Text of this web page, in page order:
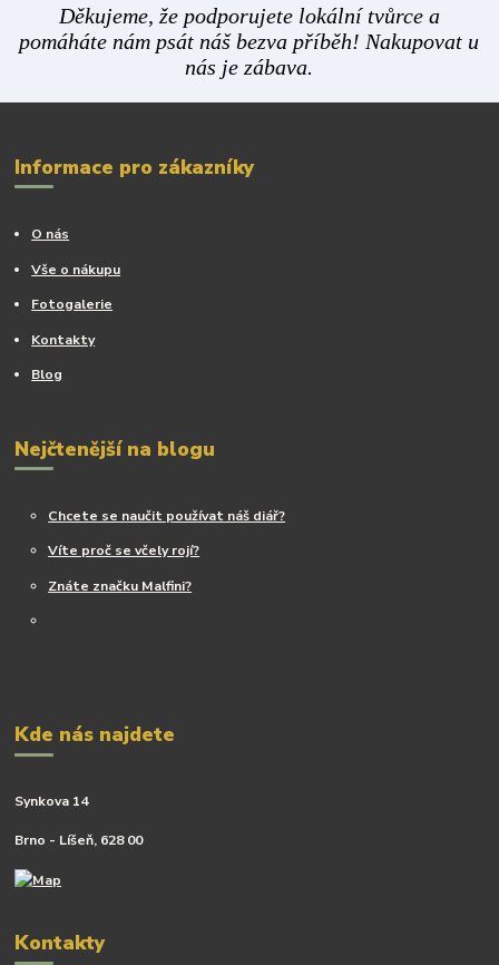
Děkujeme, že podporujete lokální tvůrce a
pomáháte nám psát náš bezva příběh! Nakupovat u
nás je zábava.
Informace pro zákazníky
O nás
Vše o nákupu
Fotogalerie
Kontakty
Blog
Nejčtenější na blogu
Chcete se naučit používat náš diář?
Víte proč se včely rojí?
Znáte značku Malfini?
Kde nás najdete
Synkova 14
Brno - Líšeň, 628 00
Kontakty